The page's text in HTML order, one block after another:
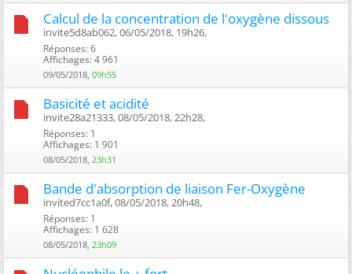
Calcul de la concentration de l'oxygène dissous
invite5d8ab062, 06/05/2018, 19h26, ‎
Réponses: 6
Affichages: 4 961
09/05/2018, 09h55
Basicité et acidité
invite28a21333, 08/05/2018, 22h28, ‎
Réponses: 1
Affichages: 1 901
08/05/2018, 23h31
Bande d'absorption de liaison Fer-Oxygène
invited7cc1a0f, 08/05/2018, 20h48, ‎
Réponses: 1
Affichages: 1 628
08/05/2018, 23h09